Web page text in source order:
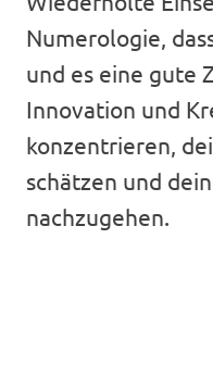
Numerologie,
und es eine gute
Innovation und
konzentrieren,
schätzen und
nachzugehen.